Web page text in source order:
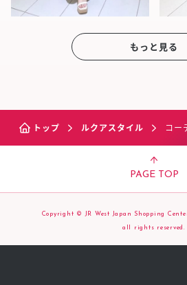
もっと見る
トップ ルクアスタイル コー
PAGE TOP
Copyright © JR West Japan Shopping
all rights reserved.